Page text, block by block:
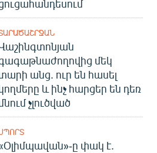
մեկ
անց. ուր են հասել
և ինչ հարցեր են դեռ
չլուծված
ը փակ է.